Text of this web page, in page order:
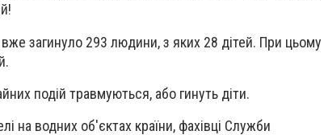
загинуло 293 людини, з яких 28 дітей. При цьому
подій травмуються, або гинуть діти.
на водних об'єктах країни, фахівці Служби